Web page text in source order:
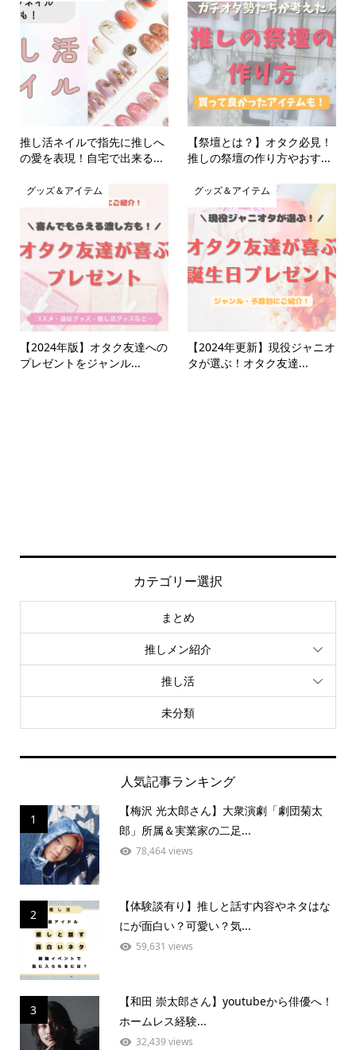
推し活ネイルで指先に推しへ
の愛を表現！自宅で出来る...
【祭壇とは？】オタク必見！
推しの祭壇の作り方やおす...
グッズ＆アイテム
【2024年版】オタク友達への
プレゼントをジャンル...
グッズ＆アイテム
【2024年更新】現役ジャニオ
タが選ぶ！オタク友達...
カテゴリー選択
まとめ
推しメン紹介
推し活
未分類
人気記事ランキング
1
【梅沢 光太郎さん】大衆演劇「劇団菊太
郎」所属＆実業家の二足...
78,464 views
2
【体験談有り】推しと話す内容やネタはな
にが面白い？可愛い？気...
59,631 views
3
【和田 崇太郎さん】youtubeから俳優へ！
ホームレス経験...
32,439 views